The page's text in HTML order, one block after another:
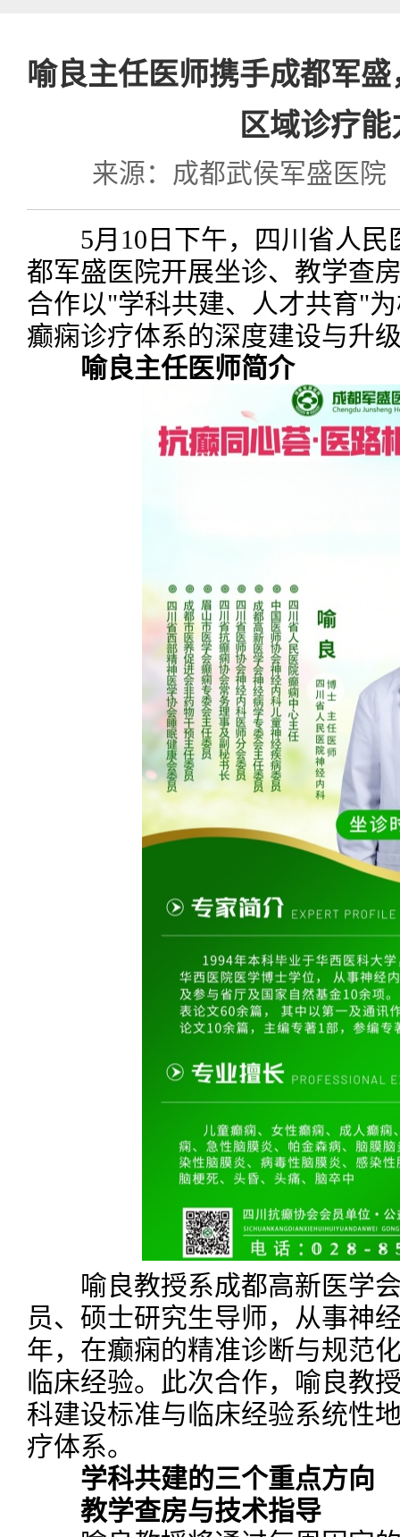
喻良主任医师携手成都军
区域诊疗
来源：成都武侯军盛医
5月10日下午，四川省人民
都军盛医院开展坐诊、教学查
合作以"学科共建、人才共育"
癫痫诊疗体系的深度建设与升
喻良主任医师简介
喻良教授系成都高新医学会
员、硕士研究生导师，从事神
年，在癫痫的精准诊断与规范
临床经验。此次合作，喻良教
科建设标准与临床经验系统性
疗体系。
学科共建的三个重点方向
教学查房与技术指导